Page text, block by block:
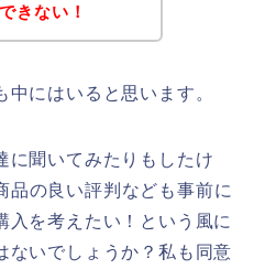
きない！
にはいると思います。
に聞いてみたりもしたけ
の良い評判なども事前に
入を考えたい！という風に
ないでしょうか？私も同意